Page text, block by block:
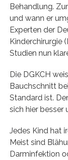
Behandlung.
und wann er
Experten der
Kinderchirurgie
Studien nun
Die DGKCH
Bauchschnitt
Standard ist.
sich hier besser
Jedes Kind hat
Meist sind
Darminfektion